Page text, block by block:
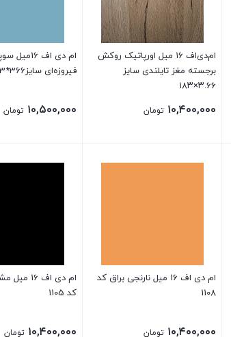
ام‌دی‌اف ۱۶ میل اورپاتیک روکش
برجسته مغز تایلندی سایز
۳.۶۶×۱۸۳
۱۰,۴۰۰,۰۰۰ تومان
ام دی اف
فیروزه‌ای سایز366*183
۱۰,۵۰۰,۰۰۰ تومان
ام دی اف 16 میل نارنجی براق کد
1108
۱۰,۴۰۰,۰۰۰ تومان
ام دی اف
کد 1105
۱۰,۴۰۰,۰۰۰ تومان